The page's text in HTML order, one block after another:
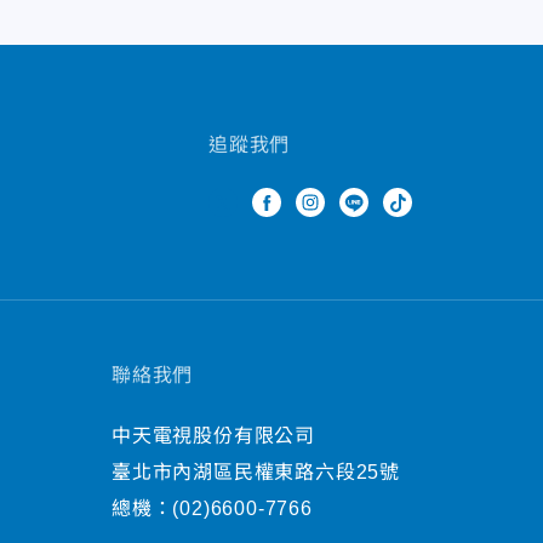
追蹤我們
聯絡我們
中天電視股份有限公司
臺北市內湖區民權東路六段25號
總機： (02)6600-7766